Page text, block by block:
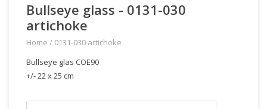
Bullseye glass - 0131-030
artichoke
Home / 0131-030 artichoke
Bullseye glas COE90
+/- 22 x 25 cm